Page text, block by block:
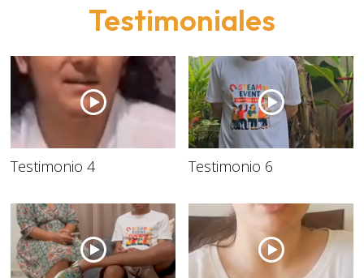
Testimoniales
Testimonio 4 Testimonio 6